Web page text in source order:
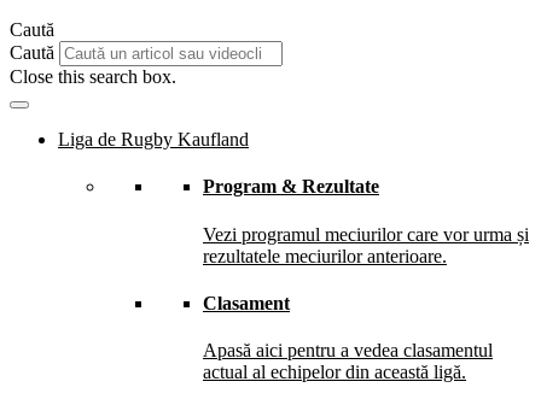
Caută
Caută
Close this search box.
Liga de Rugby Kaufland
Program & Rezultate
Vezi programul meciurilor care vor urma și
rezultatele meciurilor anterioare.
Clasament
Apasă aici pentru a vedea clasamentul
actual al echipelor din această ligă.